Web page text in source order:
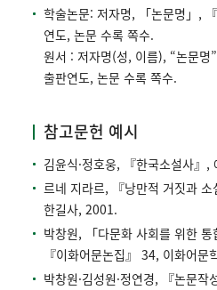
학술논문: 저자명, 「논문명」,
연도, 논문 수록 쪽수.
원서 : 저자명(성, 이름), “논문명
출판연도, 논문 수록 쪽수.
참고문헌 예시
김윤식·정호웅, 『한국소설사』,
르네 지라르, 『낭만적 거짓과
한길사, 2001.
박창원, 「다문화 사회를 위한
『이화어문논집』 34, 이화어
박창원·김성원·정연경, 『논문